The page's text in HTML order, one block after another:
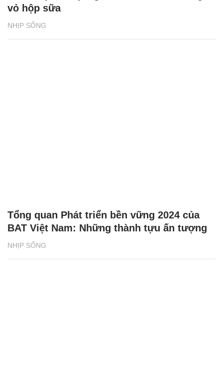
NHỊP SỐNG
vỏ hộp sữa
NHỊP SỐNG
Tổng quan Phát triển bền vững 2024 của
BAT Việt Nam: Những thành tựu ấn tượng